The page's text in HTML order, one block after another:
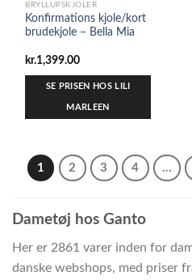
BRYLLUPSKJOLER
Konfirmations kjole/kort
brudekjole – Bella Mia
kr.1,399.00
SE PRISEN HOS LILI
MARLEEN
1 2 3 4 …
Dametøj hos Ganto
Her er 2861 varer inden for
danske webshops, med priser